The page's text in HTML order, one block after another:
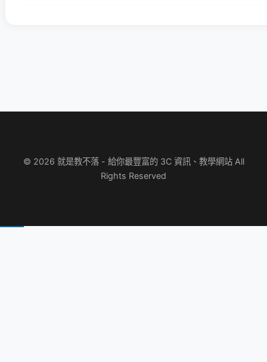
© 2026 就是教不落 - 給你最豐富的 3C 資訊、教學網站 All
Rights Reserved